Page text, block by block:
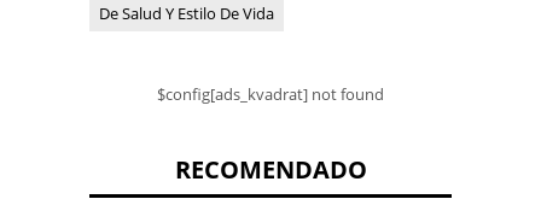
De Salud Y Estilo De Vida
$config[ads_kvadrat] not found
RECOMENDADO